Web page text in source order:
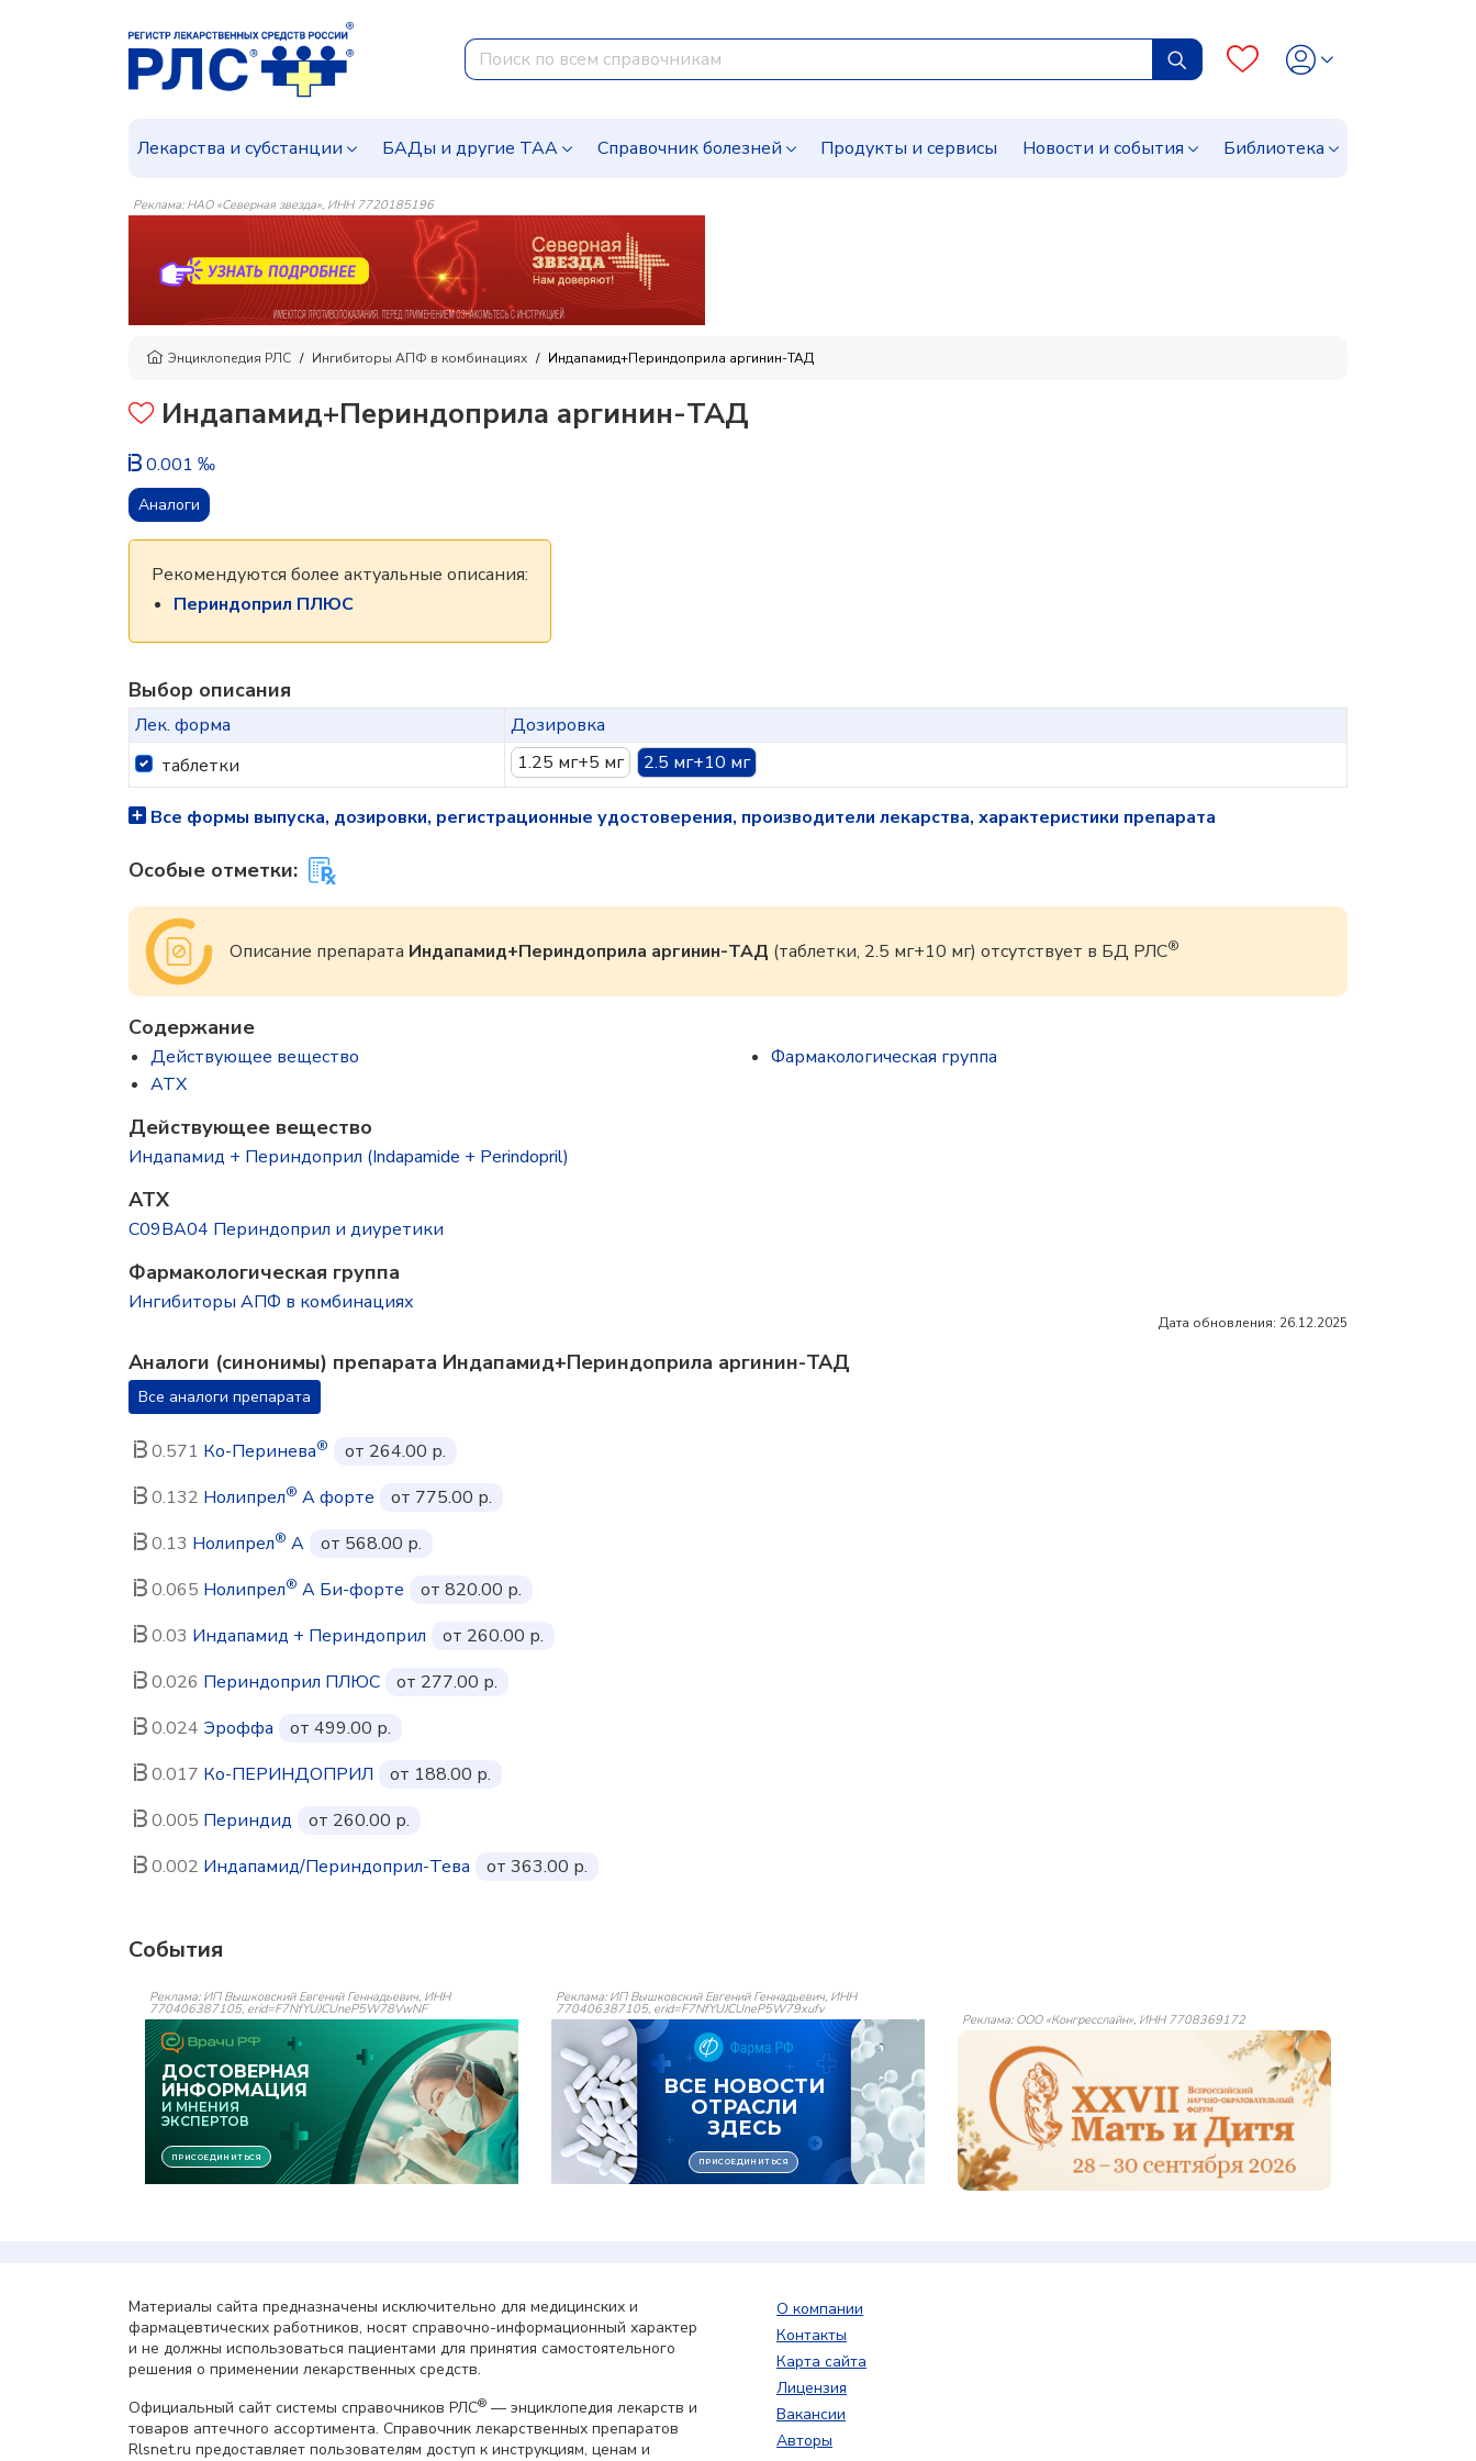
Лекарства и субстанции БАДы и другие ТАА Справочник болезней Продукты и сервисы Новости и события Библиотека
Реклама: НАО «Северная звезда», ИНН 7720185196
Энциклопедия РЛС Ингибиторы АПФ в комбинациях Индапамид+Периндоприла аргинин-ТАД
Индапамид+Периндоприла аргинин-ТАД
0.001 ‰
Аналоги
Рекомендуются более актуальные описания:
Периндоприл ПЛЮС
Выбор описания
Лек. форма
Дозировка
таблетки
1.25 мг+5 мг 2.5 мг+10 мг
Все формы выпуска, дозировки, регистрационные удостоверения, производители лекарства, характеристики препарата
Особые отметки:
Описание препарата Индапамид+Периндоприла аргинин-ТАД (таблетки, 2.5 мг+10 мг) отсутствует в БД РЛС®
Содержание
Действующее вещество
ATX
Фармакологическая группа
Действующее вещество
Индапамид + Периндоприл (Indapamide + Perindopril)
ATX
C09BA04 Периндоприл и диуретики
Фармакологическая группа
Ингибиторы АПФ в комбинациях
Дата обновления: 26.12.2025
Аналоги (синонимы) препарата Индапамид+Периндоприла аргинин-ТАД
Все аналоги препарата
0.571 Ко-Перинева®
от 264.00 р.
0.132 Нолипрел® А форте
от 775.00 р.
0.13 Нолипрел® А
от 568.00 р.
0.065 Нолипрел® А Би-форте
от 820.00 р.
0.03 Индапамид + Периндоприл
от 260.00 р.
0.026 Периндоприл ПЛЮС
от 277.00 р.
0.024 Эроффа
от 499.00 р.
0.017 Ко-ПЕРИНДОПРИЛ
от 188.00 р.
0.005 Периндид
от 260.00 р.
0.002 Индапамид/Периндоприл-Тева от 363.00 р.
События
Реклама: ИП Вышковский Евгений Геннадьевич, ИНН
770406387105, erid=F7NfYUJCUneP5W78VwNF
Реклама: ИП Вышковский Евгений Геннадьевич, ИНН
770406387105, erid=F7NfYUJCUneP5W79xufv
Реклама: ООО «Конгресслайн», ИНН 7708369172
Материалы сайта предназначены исключительно для медицинских и
фармацевтических работников, носят справочно-информационный характер
и не должны использоваться пациентами для принятия самостоятельного
решения о применении лекарственных средств.
Официальный сайт системы справочников РЛС® — энциклопедия лекарств и
товаров аптечного ассортимента. Справочник лекарственных препаратов
Rlsnet.ru предоставляет пользователям доступ к инструкциям, ценам и
О компании
Контакты
Карта сайта
Лицензия
Вакансии
Авторы